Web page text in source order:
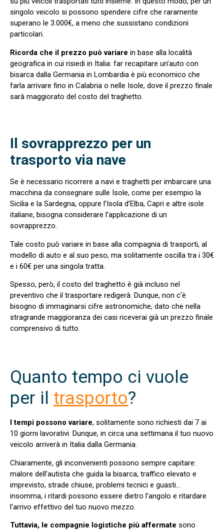
singolo veicolo si possono spendere cifre che raramente
superano le 3.000€, a meno che sussistano condizioni
particolari.
Ricorda che il prezzo può variare in base alla località
geografica in cui risiedi in Italia: far recapitare un’auto con
bisarca dalla Germania in Lombardia è più economico che
farla arrivare fino in Calabria o nelle Isole, dove il prezzo finale
sarà maggiorato del costo del traghetto.
Il sovrapprezzo per un
trasporto via nave
Se è necessario ricorrere a navi e traghetti per imbarcare una
macchina da consegnare sulle Isole, come per esempio la
Sicilia e la Sardegna, oppure l’Isola d’Elba, Capri e altre isole
italiane, bisogna considerare l’applicazione di un
sovrapprezzo.
Tale costo può variare in base alla compagnia di trasporti, al
modello di auto e al suo peso, ma solitamente oscilla tra i 30€
e i 60€ per una singola tratta.
Spesso, però, il costo del traghetto è già incluso nel
preventivo che il trasportare redigerà. Dunque, non c’è
bisogno di immaginarsi cifre astronomiche, dato che nella
stragrande maggioranza dei casi riceverai già un prezzo finale
comprensivo di tutto.
Quanto tempo ci vuole
per il trasporto?
I tempi possono variare, solitamente sono richiesti dai 7 ai
10 giorni lavorativi. Dunque, in circa una settimana il tuo nuovo
veicolo arriverà in Italia dalla Germania.
Chiaramente, gli inconvenienti possono sempre capitare:
malore dell’autista che guida la bisarca, traffico elevato e
imprevisto, strade chiuse, problemi tecnici e guasti…
insomma, i ritardi possono essere dietro l’angolo e ritardare
l’arrivo effettivo del tuo nuovo mezzo.
Tuttavia, le compagnie logistiche più affermate sono